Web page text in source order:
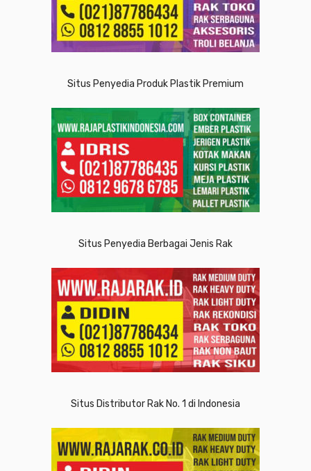
Situs Penyedia Produk Plastik Premium
Situs Penyedia Berbagai Jenis Rak
Situs Distributor Rak No. 1 di Indonesia